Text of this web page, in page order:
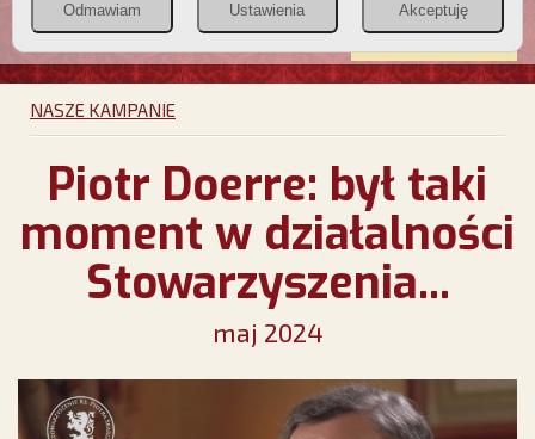
POZNAJ APOSTOLAT FATIMY WESPRZYJ
NAS
NASZE KAMPANIE
Piotr Doerre: był taki
moment w działalności
Stowarzyszenia...
maj 2024
Odmawiam Ustawienia Akceptuję